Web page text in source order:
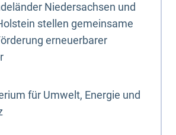
Niedersachsen und
stellen gemeinsame
erneuerbarer
für Umwelt, Energie und